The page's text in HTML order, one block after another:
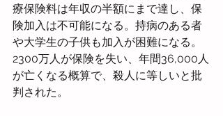
療保険料は年収の半額にまで達し、保
険加入は不可能になる。持病のある者
や大学生の子供も加入が困難になる。
2300万人が保険を失い、年間36,000人
が亡くなる概算で、殺人に等しいと批
判された。